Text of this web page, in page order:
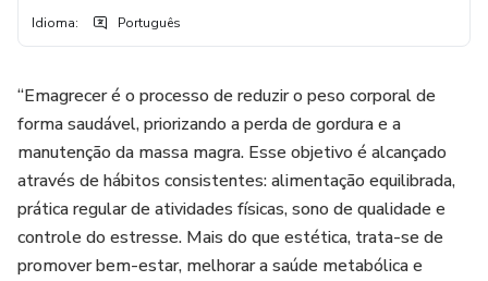
Idioma: Português
“Emagrecer é o processo de reduzir o peso corporal de
forma saudável, priorizando a perda de gordura e a
manutenção da massa magra. Esse objetivo é alcançado
através de hábitos consistentes: alimentação equilibrada,
prática regular de atividades físicas, sono de qualidade e
controle do estresse. Mais do que estética, trata-se de
promover bem-estar, melhorar a saúde metabólica e